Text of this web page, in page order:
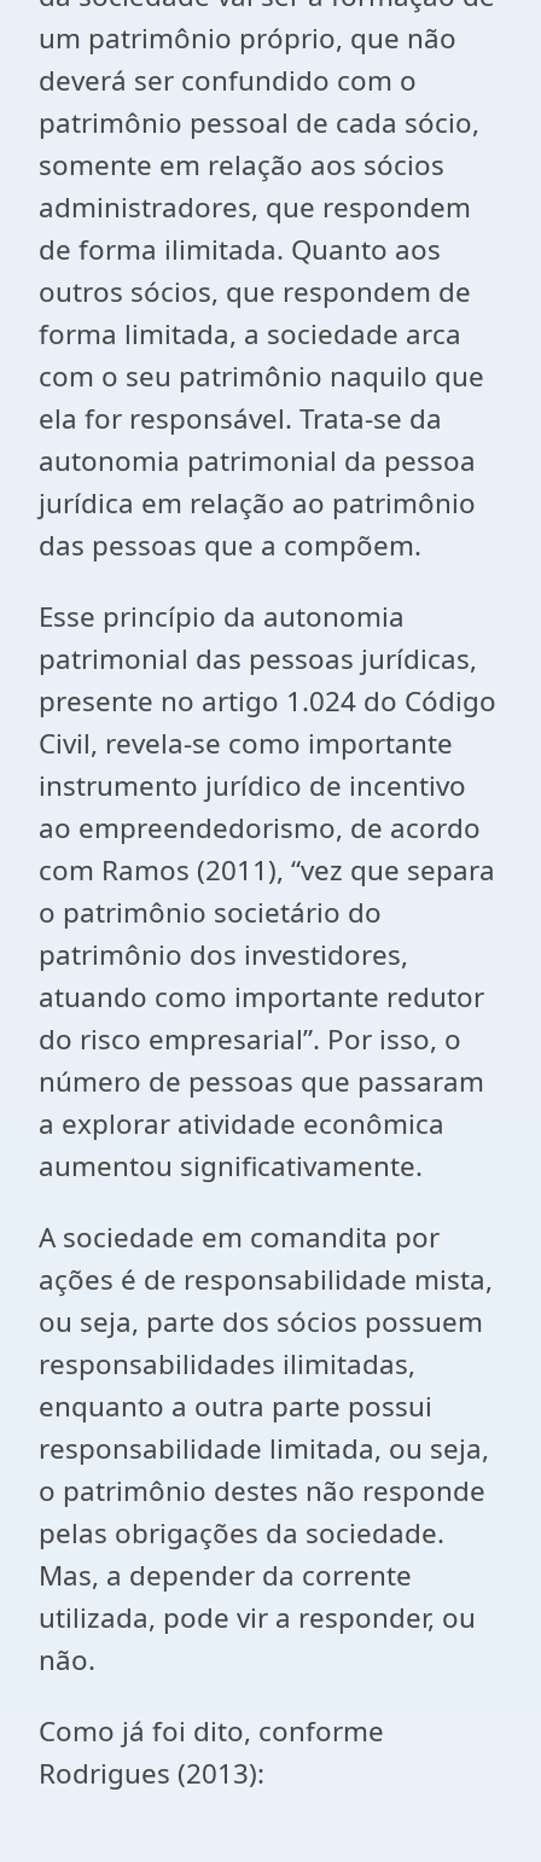
um patrimônio próprio, que não
deverá ser confundido com o
patrimônio pessoal de cada sócio,
somente em relação aos sócios
administradores, que respondem
de forma ilimitada. Quanto aos
outros sócios, que respondem de
forma limitada, a sociedade arca
com o seu patrimônio naquilo que
ela for responsável. Trata-se da
autonomia patrimonial da pessoa
jurídica em relação ao patrimônio
das pessoas que a compõem.
Esse princípio da autonomia
patrimonial das pessoas jurídicas,
presente no artigo 1.024 do Código
Civil, revela-se como importante
instrumento jurídico de incentivo
ao empreendedorismo, de acordo
com Ramos (2011), “vez que separa
o patrimônio societário do
patrimônio dos investidores,
atuando como importante redutor
do risco empresarial”. Por isso, o
número de pessoas que passaram
a explorar atividade econômica
aumentou significativamente.
A sociedade em comandita por
ações é de responsabilidade mista,
ou seja, parte dos sócios possuem
responsabilidades ilimitadas,
enquanto a outra parte possui
responsabilidade limitada, ou seja,
o patrimônio destes não responde
pelas obrigações da sociedade.
Mas, a depender da corrente
utilizada, pode vir a responder, ou
não.
Como já foi dito, conforme
Rodrigues (2013):